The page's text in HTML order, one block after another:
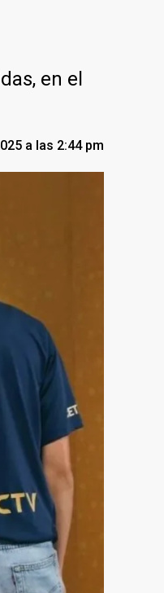
en el
a las 2:44 pm